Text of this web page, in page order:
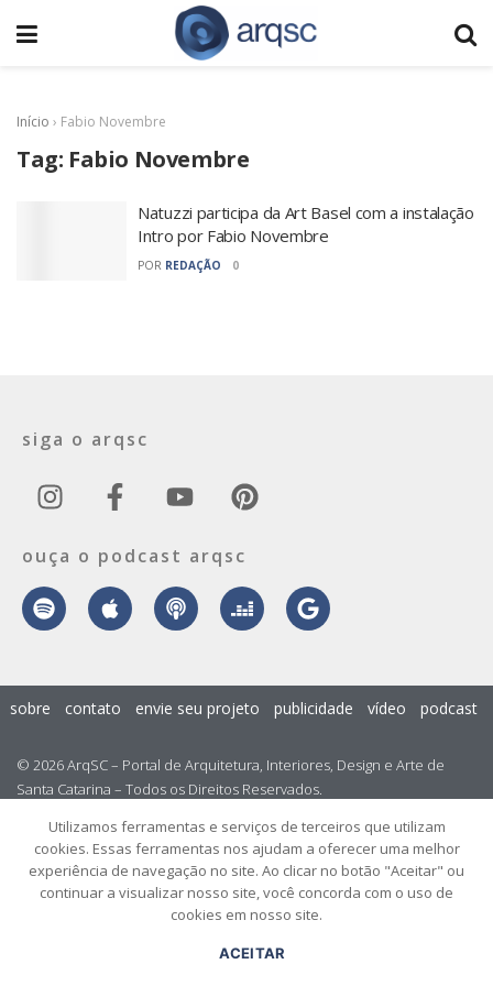
Início › Fabio Novembre
Tag: Fabio Novembre
Natuzzi participa da Art Basel com a instalação
Intro por Fabio Novembre
POR REDAÇÃO 0
siga o arqsc
ouça o podcast arqsc
© 2026 ArqSC – Portal de Arquitetura, Interiores, Design e Arte de
Santa Catarina – Todos os Direitos Reservados.
sobre contato envie seu projeto publicidade vídeo podcast
Utilizamos ferramentas e serviços de terceiros que utilizam
cookies. Essas ferramentas nos ajudam a oferecer uma melhor
experiência de navegação no site. Ao clicar no botão "Aceitar" ou
continuar a visualizar nosso site, você concorda com o uso de
cookies em nosso site.
ACEITAR